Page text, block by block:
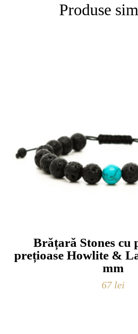
Produse
Brățară Stones cu
prețioase Howlite &
mm
67 lei